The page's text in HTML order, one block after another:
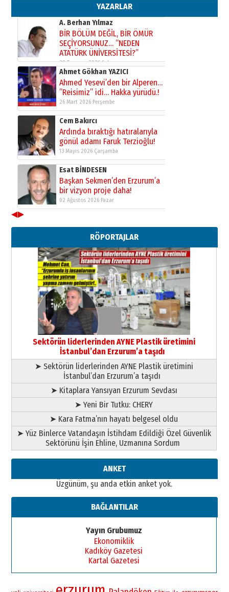
YAZARLAR
A. Berhan Yılmaz
BİR BÖLÜM DEĞİL, BİR ÖMÜR
SEÇİYORSUNUZ… “NEDEN
ATATÜRK ÜNİVERSİTESİ?”
28 Temmuz 2026 Salı
Ahmet Gökhan YAZICI
Ahmed Yesevi’den bir Alperen…
”Reisimiz” idi… Hakka yürüdü.!
26 Mart 2026 Perşembe
Cem Bakırcı
Ardında bıraktığı hatıralarıyla
gönül adamı Faruk Terzioğlu!
13 Mayıs 2026 Çarşamba
Esat BİNDESEN
Başkan Sekmen’den Erzurum’a
bir vizyon proje daha!
02 Ağustos 2026 Pazar
Erzurumspor’un köşe taşları
29 Haziran 2026 Pazartesi
Kenan GÜLERCİ
Murat Şahsuvaroğlu ERKON’da
çıtayı yukarı taşırken,
yönetimdekiler aşağı
çekmemeli!
17 Şubat 2026 SalıOrhan BOZKURT
Bir fotoğraf, bir şehir, bir
gazeteci… Dizginler kimin
elinde?
A. Berhan Yılmaz
BİR BÖLÜM DEĞİL, BİR ÖMÜR
SEÇİYORSUNUZ… “NEDEN
ATATÜRK ÜNİVERSİTESİ?”
28 Temmuz 2026 Salı
Ahmet Gökhan YAZICI
Ahmed Yesevi’den bir Alperen…
”Reisimiz” idi… Hakka yürüdü.!
26 Mart 2026 Perşembe
gönül adamı Faruk Terzioğlu!
Başkan Sekmen’den Erzurum’a
bir vizyon proje daha!
02 Ağustos 2026 Pazar
◀▶
RÖPORTAJLAR
Sektörün liderlerinden AYNE Plastik üretimini
İstanbul’dan Erzurum’a taşıdı
➤ Sektörün liderlerinden AYNE Plastik üretimini
İstanbul’dan Erzurum’a taşıdı
➤ Kitaplara Yansıyan Erzurum Sevdası
➤ Yeni Bir Tutku: CHERY
➤ Kara Fatma’nın hayatı belgesel oldu
➤ Yüz Binlerce Vatandaşın İstihdam Edildiği Özel Güvenlik
Sektörünü İşin Ehline, Uzmanına Sordum
ANKET
Üzgünüm, şu anda etkin anket yok.
BAĞLANTILAR
Yayın Grubumuz
Ekonomiklik
Kadıköy Gazetesi
Kartal Gazetesi